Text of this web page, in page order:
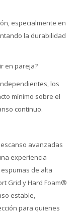
especialmente en
la durabilidad
en pareja?
los
mínimo sobre el
continuo.
avanzadas
experiencia
de alta
Grid y Hard Foam®
estable,
para quienes